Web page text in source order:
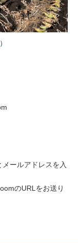
）
ールアドレスを入
のURLをお送り